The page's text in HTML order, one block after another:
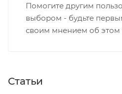
Помогите другим
выбором - будьте
своим мнением об этом
Статьи